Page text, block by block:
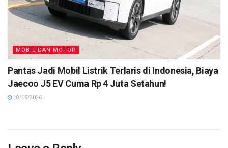
MOBIL DAN MOTOR
Pantas Jadi Mobil Listrik Terlaris di Indonesia, Biaya
Jaecoo J5 EV Cuma Rp 4 Juta Setahun!
18/06/2026